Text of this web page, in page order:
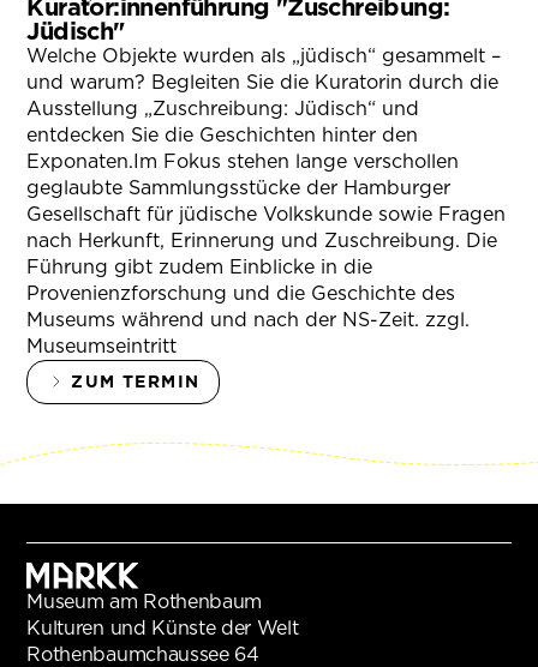
Kurator:innenführung "Zuschreibung:
Jüdisch"
Welche Objekte wurden als „jüdisch“ gesammelt –
und warum? Begleiten Sie die Kuratorin durch die
Ausstellung „Zuschreibung: Jüdisch“ und
entdecken Sie die Geschichten hinter den
Exponaten.Im Fokus stehen lange verschollen
geglaubte Sammlungsstücke der Hamburger
Gesellschaft für jüdische Volkskunde sowie Fragen
nach Herkunft, Erinnerung und Zuschreibung. Die
Führung gibt zudem Einblicke in die
Provenienzforschung und die Geschichte des
Museums während und nach der NS-Zeit. zzgl.
Museumseintritt
ZUM TERMIN
Museum am Rothenbaum
Kulturen und Künste der Welt
Rothenbaumchaussee 64